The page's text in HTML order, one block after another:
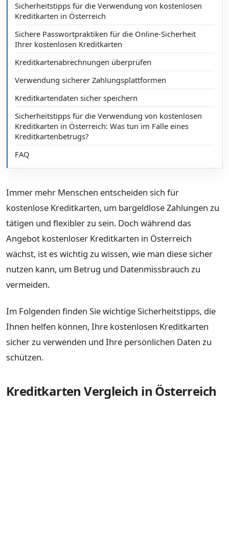
Sicherheitstipps für die Verwendung von kostenlosen
Kreditkarten in Österreich
Sichere Passwortpraktiken für die Online-Sicherheit
Ihrer kostenlosen Kreditkarten
Kreditkartenabrechnungen überprüfen
Verwendung sicherer Zahlungsplattformen
Kreditkartendaten sicher speichern
Sicherheitstipps für die Verwendung von kostenlosen
Kreditkarten in Österreich: Was tun im Falle eines
Kreditkartenbetrugs?
FAQ
Immer mehr Menschen entscheiden sich für
kostenlose Kreditkarten, um bargeldlose Zahlungen zu
tätigen und flexibler zu sein. Doch während das
Angebot kostenloser Kreditkarten in Österreich
wächst, ist es wichtig zu wissen, wie man diese sicher
nutzen kann, um Betrug und Datenmissbrauch zu
vermeiden.
Im Folgenden finden Sie wichtige Sicherheitstipps, die
Ihnen helfen können, Ihre kostenlosen Kreditkarten
sicher zu verwenden und Ihre persönlichen Daten zu
schützen.
Kreditkarten Vergleich in Österreich